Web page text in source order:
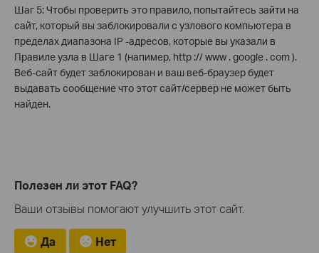
Шаг 5: Чтобы проверить это правило, попытайтесь зайти на
сайт, который вы заблокировали с узлового компьютера в
пределах диапазона IP -адресов, которые вы указали в
Правиле узла в Шаге 1 (напимер, http :// www . google . com ).
Веб-сайт будет заблокирован и ваш веб-браузер будет
выдавать сообщение что этот сайт/сервер не может быть
найден.
Полезен ли этот FAQ?
Ваши отзывы помогают улучшить этот сайт.
Да Нет